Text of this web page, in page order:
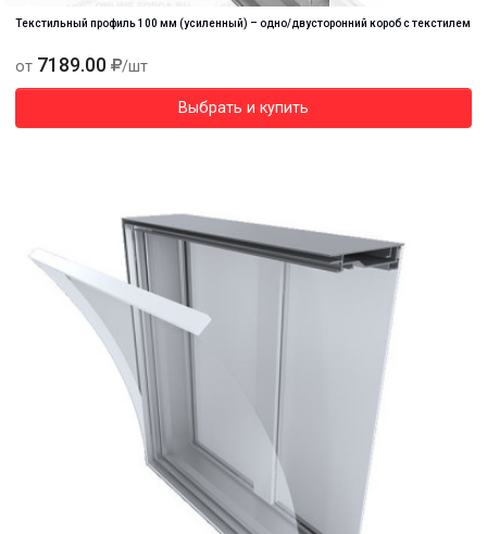
Текстильный профиль 100 мм (усиленный) – одно/двусторонний короб с текстилем
от 7189.00 /шт
Выбрать и купить